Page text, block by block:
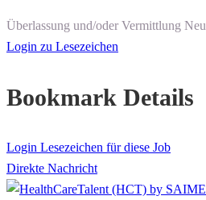
Überlassung und/oder Vermittlung Neu
Login zu Lesezeichen
Bookmark Details
Login Lesezeichen für diese Job
Direkte Nachricht